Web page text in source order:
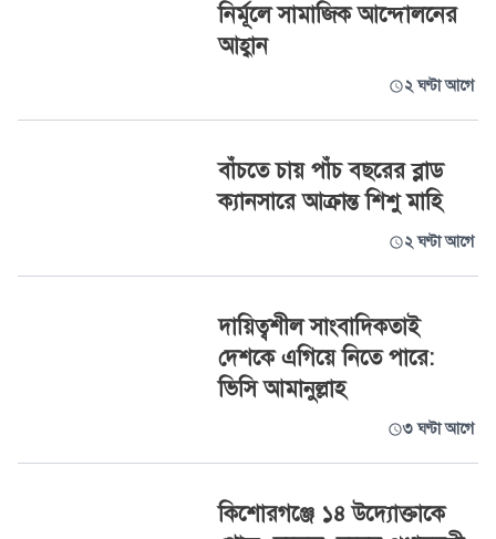
নির্মূলে সামাজিক আন্দোলনের
আহ্বান
২ ঘণ্টা আগে
বাঁচতে চায় পাঁচ বছরের ব্লাড
ক্যানসারে আক্রান্ত শিশু মাহি
২ ঘণ্টা আগে
দায়িত্বশীল সাংবাদিকতাই
দেশকে এগিয়ে নিতে পারে:
ভিসি আমানুল্লাহ
৩ ঘণ্টা আগে
কিশোরগঞ্জে ১৪ উদ্যোক্তাকে